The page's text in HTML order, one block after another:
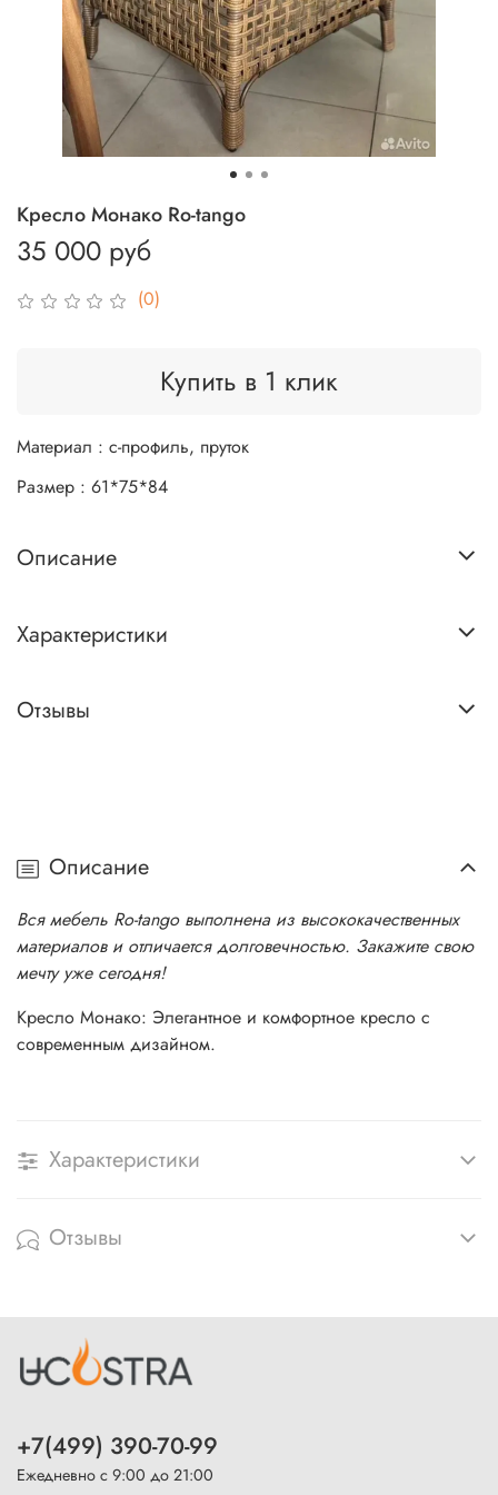
(0)
Кресло Монако Ro-tango
35 000 руб
Купить в 1 клик
Материал : с-профиль, пруток
Размер : 61*75*84
Описание
Характеристики
Отзывы
Описание
Вся мебель Ro-tango выполнена из высококачественных
материалов и отличается долговечностью. Закажите свою
мечту уже сегодня!
Кресло Монако: Элегантное и комфортное кресло с
современным дизайном.
Характеристики
Отзывы
+7(499) 390-70-99
Ежедневно с 9:00 до 21:00